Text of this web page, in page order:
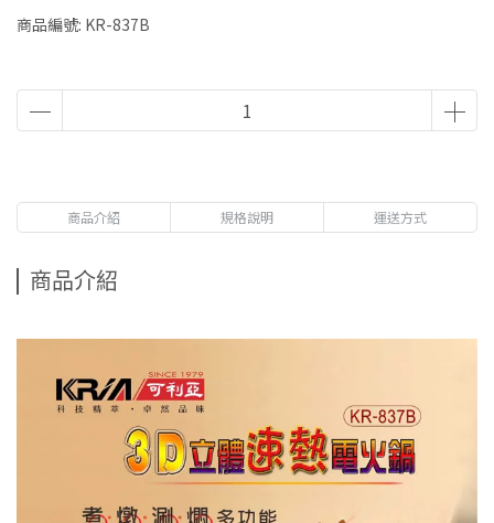
商品編號: KR-837B
商品介紹 規格說明 運送方式
商品介紹